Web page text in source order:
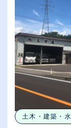
土木・建築・